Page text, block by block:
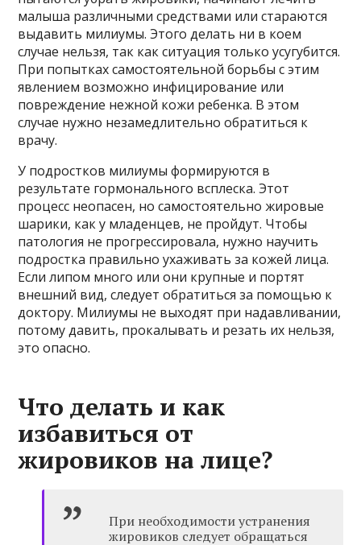
малыша различными средствами или стараются
выдавить милиумы. Этого делать ни в коем
случае нельзя, так как ситуация только усугубится.
При попытках самостоятельной борьбы с этим
явлением возможно инфицирование или
повреждение нежной кожи ребенка. В этом
случае нужно незамедлительно обратиться к
врачу.
У подростков милиумы формируются в
результате гормонального всплеска. Этот
процесс неопасен, но самостоятельно жировые
шарики, как у младенцев, не пройдут. Чтобы
патология не прогрессировала, нужно научить
подростка правильно ухаживать за кожей лица.
Если липом много или они крупные и портят
внешний вид, следует обратиться за помощью к
доктору. Милиумы не выходят при надавливании,
потому давить, прокалывать и резать их нельзя,
это опасно.
Что делать и как
избавиться от
жировиков на лице?
При необходимости устранения
жировиков следует обращаться